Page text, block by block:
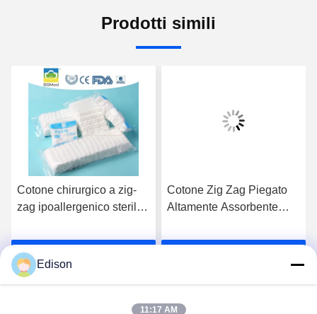
Prodotti simili
Cotone chirurgico a zig-
zag ipoallergenico sterile
all'ingrosso 100%
naturale, cotone a zig-zag
pieghettato, cotone
Cotone Zig Zag Piegato
Altamente Assorbente
Cotone Delicato sulla
Ecologico Fornitore di
Edison
11:17 AM